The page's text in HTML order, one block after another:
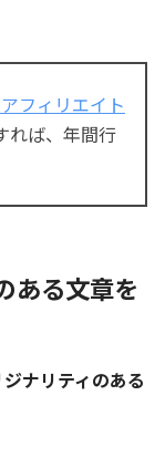
フィリエイト
れば、年間行
ある文章を
ナリティのある